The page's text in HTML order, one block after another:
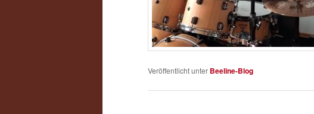
Veröffentlicht unter Beeline-Blog